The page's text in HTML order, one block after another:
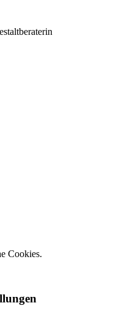
Cookies.